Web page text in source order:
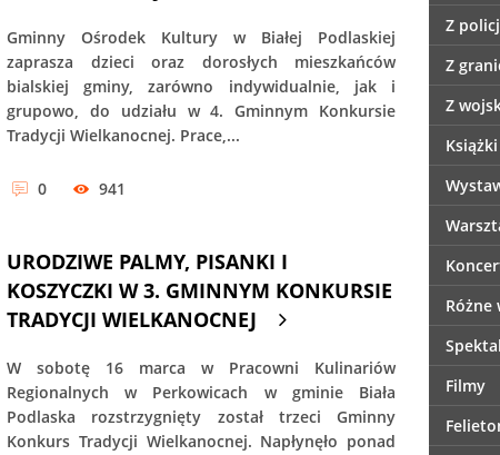
Gminny Ośrodek Kultury w Białej Podlaskiej
zaprasza dzieci oraz dorosłych mieszkańców
bialskiej gminy, zarówno indywidualnie, jak i
grupowo, do udziału w 4. Gminnym Konkursie
Tradycji Wielkanocnej. Prace,...
0 941
URODZIWE PALMY, PISANKI I
KOSZYCZKI W 3. GMINNYM KONKURSIE
TRADYCJI WIELKANOCNEJ
W sobotę 16 marca w Pracowni Kulinariów
Regionalnych w Perkowicach w gminie Biała
Podlaska rozstrzygnięty został trzeci Gminny
Konkurs Tradycji Wielkanocnej. Napłynęło ponad
Z
Z
Z
Książki
Filmy